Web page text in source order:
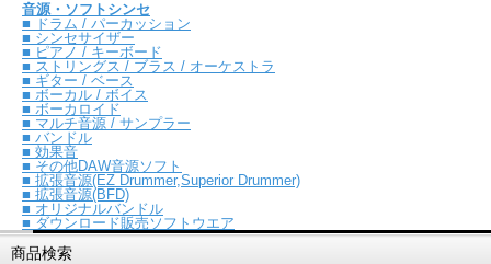
音源・ソフトシンセ
■ ドラム / パーカッション
■ シンセサイザー
■ ピアノ / キーボード
■ ストリングス / ブラス / オーケストラ
■ ギター / ベース
■ ボーカル / ボイス
■ ボーカロイド
■ マルチ音源 / サンプラー
■ バンドル
■ 効果音
■ その他DAW音源ソフト
■ 拡張音源(EZ Drummer,Superior Drummer)
■ 拡張音源(BFD)
■ オリジナルバンドル
■ ダウンロード販売ソフトウエア
商品検索